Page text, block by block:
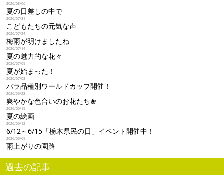
2026/08/06
夏の日差しの中で
2026/07/31
こどもたちの元気な声
2026/07/24
梅雨が明けましたね
2026/07/14
夏の魅力的な花々
2026/07/09
夏が始まった！
2026/07/03
バラ品種別ワールドカップ開催！
2026/06/23
爽やかな色合いのお花たち❀
2026/06/19
夏の絵画
2026/06/12
6/12～6/15「栃木県民の日」イベント開催中！
2026/06/09
雨上がりの園路
過去の記事